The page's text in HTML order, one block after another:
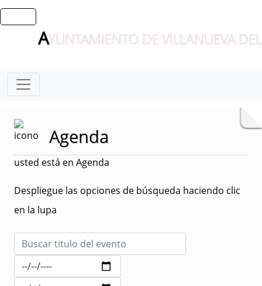
AYUNTAMIENTO DE VILLANUEVA
Agenda
usted está en Agenda
Despliegue las opciones de búsqueda haciendo clic
en la lupa